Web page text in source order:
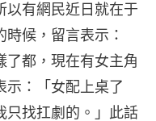
以有網民近日就在于
候，留言表示：
了都，現在有女主角
示：「女配上桌了
只找扛劇的。」此話